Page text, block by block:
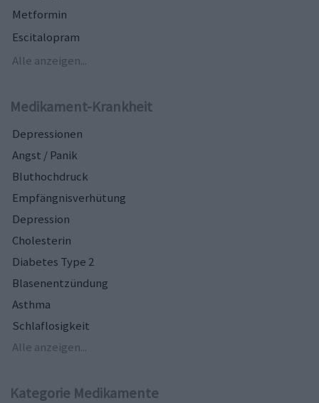
Metformin
Escitalopram
Alle anzeigen...
Medikament-Krankheit
Depressionen
Angst / Panik
Bluthochdruck
Empfängnisverhütung
Depression
Cholesterin
Diabetes Type 2
Blasenentzündung
Asthma
Schlaflosigkeit
Alle anzeigen...
Kategorie Medikamente